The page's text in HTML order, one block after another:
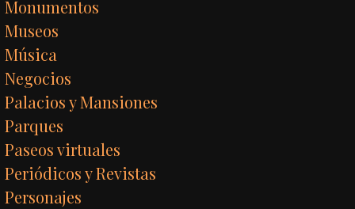
Monumentos
Museos
Música
Negocios
Palacios y Mansiones
Parques
Paseos virtuales
Periódicos y Revistas
Personajes